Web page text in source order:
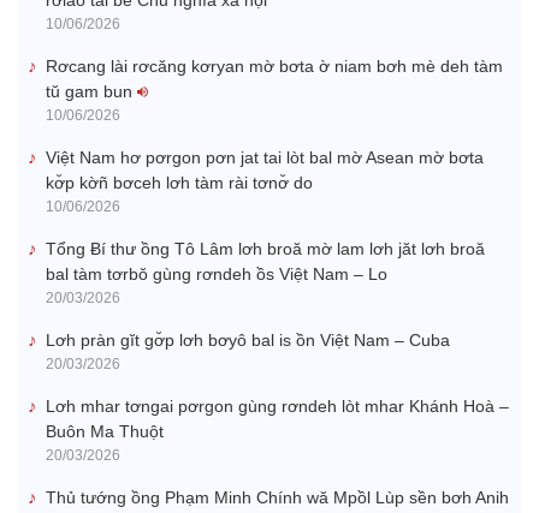
10/06/2026
Rơcang lài rơcăng kơryan mờ bơta ờ niam bơh mè deh tàm
tŭ gam bun
10/06/2026
Việt Nam hơ pơrgon pơn jat tai lòt bal mờ Asean mờ bơta
kơ̆p kờñ bơceh lơh tàm rài tơnơ̆ do
10/06/2026
Tổng Ƀí thư ồng Tô Lâm lơh broă mờ lam lơh jăt lơh broă
bal tàm tơrbŏ gùng rơndeh ồs Việt Nam – Lo
20/03/2026
Lơh pràn gĭt gơ̆p lơh bơyô bal is ồn Việt Nam – Cuba
20/03/2026
Lơh mhar tơngai pơrgon gùng rơndeh lòt mhar Khánh Hoà –
Buôn Ma Thuột
20/03/2026
Thủ tướng ồng Phạm Minh Chính wă Mpồl Lùp sền bơh Anih